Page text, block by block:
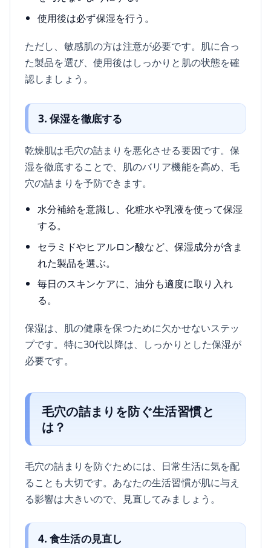
使用後は必ず保湿を行う。
ただし、敏感肌の方は注意が必要です。肌に合っ
た製品を選び、使用後はしっかりと肌の状態を確
認しましょう。
3. 保湿を徹底する
乾燥肌は毛穴の詰まりを悪化させる要因です。保
湿を徹底することで、肌のバリア機能を高め、毛
穴の詰まりを予防できます。
水分補給を意識し、化粧水や乳液を使って保湿
する。
セラミドやヒアルロン酸など、保湿成分が含ま
れた製品を選ぶ。
毎日のスキンケアに、油分も適度に取り入れ
る。
保湿は、肌の健康を保つために欠かせないステッ
プです。特に30代以降は、しっかりとした保湿が
必要です。
毛穴の詰まりを防ぐ生活習慣と
は？
毛穴の詰まりを防ぐためには、日常生活に気を配
ることも大切です。あなたの生活習慣が肌に与え
る影響は大きいので、見直してみましょう。
4. 食生活の見直し